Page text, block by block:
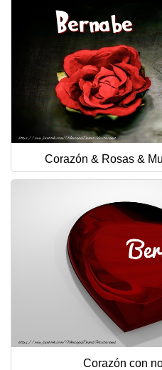
Corazón & Rosas &
Corazón con